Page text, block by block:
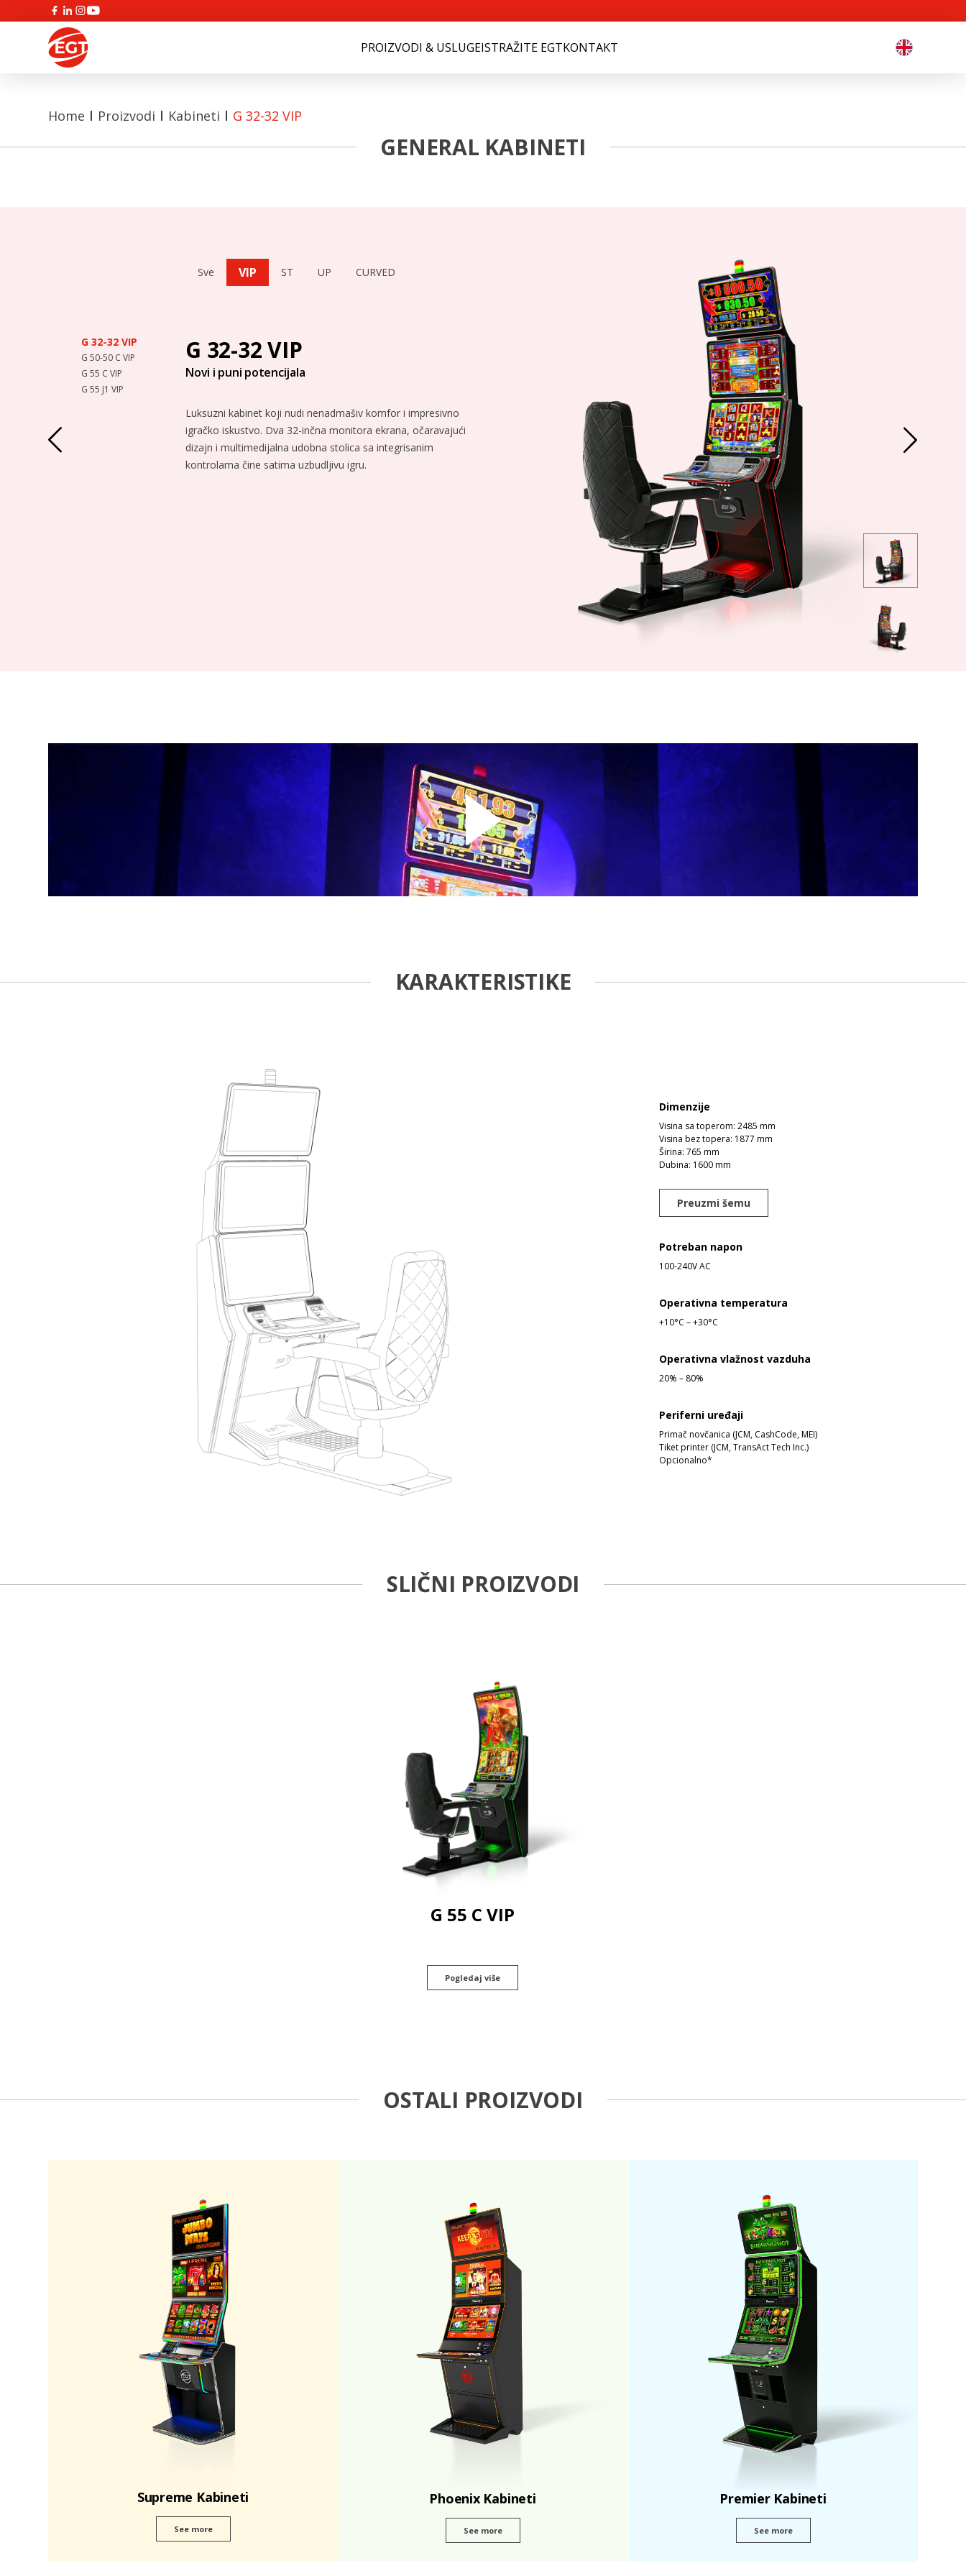
PROIZVODI & USLUGEISTRAŽITE EGTKONTAKT
Home Proizvodi Kabineti G 32-32 VIP
GENERAL KABINETI
G 32-32 VIP
G 50-50 C VIP
G 55 C VIP
G 55 J1 VIP
Sve VIP ST UP CURVED
G 32-32 VIP
Novi i puni potencijala
Luksuzni kabinet koji nudi nenadmašiv komfor i impresivno
igračko iskustvo. Dva 32-inčna monitora ekrana, očaravajući
dizajn i multimedijalna udobna stolica sa integrisanim
kontrolama čine satima uzbudljivu igru.
KARAKTERISTIKE
Dimenzije
Visina sa toperom: 2485 mm
Visina bez topera: 1877 mm
Širina: 765 mm
Dubina: 1600 mm
Preuzmi šemu
Potreban napon
100-240V AC
Operativna temperatura
+10°C – +30°C
Operativna vlažnost vazduha
20% – 80%
Periferni uređaji
Primač novčanica (JCM, CashCode, MEI)
Tiket printer (JCM, TransAct Tech Inc.)
Opcionalno*
SLIČNI PROIZVODI
G 55 C VIP
Pogledaj više
OSTALI PROIZVODI
Supreme Kabineti
See more
Phoenix Kabineti
See more
Premier Kabineti
See more